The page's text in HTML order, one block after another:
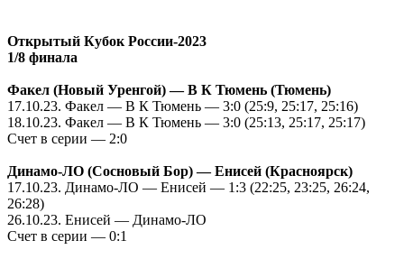
Открытый Кубок России-2023
1/8 финала
Факел (Новый Уренгой) —В К Тюмень (Тюмень)
17.10.23. Факел — В К Тюмень — 3:0 (25:9, 25:17, 25:16)
18.10.23. Факел — В К Тюмень — 3:0 (25:13, 25:17, 25:17)
Счет в серии — 2:0
Динамо-ЛО (Сосновый Бор) — Енисей (Красноярск)
17.10.23. Динамо-ЛО — Енисей — 1:3 (22:25, 23:25, 26:24,
26:28)
26.10.23. Енисей — Динамо-ЛО
Счет в серии — 0:1